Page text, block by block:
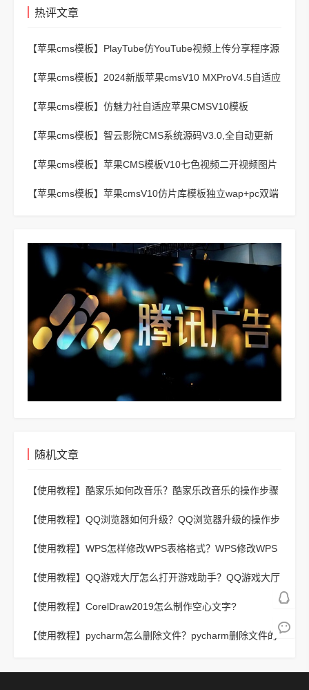
热评文章
【苹果cms模板】 PlayTube仿YouTube视频上传分享程序源
【苹果cms模板】 2024新版苹果cmsV10 MXProV4.5自适应
【苹果cms模板】 仿魅力社自适应苹果CMSV10模板
【苹果cms模板】 智云影院CMS系统源码V3.0,全自动更新
【苹果cms模板】 苹果CMS模板V10七色视频二开视频图片
【苹果cms模板】 苹果cmsV10仿片库模板独立wap+pc双端
随机文章
【使用教程】 酷家乐如何改音乐？酷家乐改音乐的操作步骤
【使用教程】 QQ浏览器如何升级？QQ浏览器升级的操作步
【使用教程】 WPS怎样修改WPS表格格式？WPS修改WPS
【使用教程】 QQ游戏大厅怎么打开游戏助手？QQ游戏大厅
【使用教程】 CorelDraw2019怎么制作空心文字?
【使用教程】 pycharm怎么删除文件？pycharm删除文件的